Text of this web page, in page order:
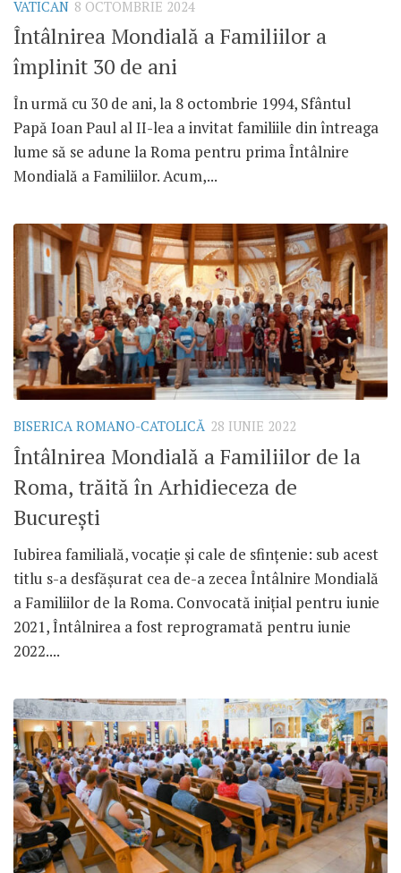
VATICAN 8 OCTOMBRIE 2024
Întâlnirea Mondială a Familiilor a
împlinit 30 de ani
În urmă cu 30 de ani, la 8 octombrie 1994, Sfântul
Papă Ioan Paul al II-lea a invitat familiile din întreaga
lume să se adune la Roma pentru prima Întâlnire
Mondială a Familiilor. Acum,...
BISERICA ROMANO-CATOLICĂ 28 IUNIE 2022
Întâlnirea Mondială a Familiilor de la
Roma, trăită în Arhidieceza de
București
Iubirea familială, vocație și cale de sfințenie: sub acest
titlu s-a desfășurat cea de-a zecea Întâlnire Mondială
a Familiilor de la Roma. Convocată inițial pentru iunie
2021, Întâlnirea a fost reprogramată pentru iunie
2022....